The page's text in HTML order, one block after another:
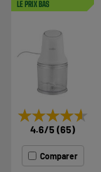
LE PRIX BAS
★★★★★
★★★★★
4.6/5 (65)
Comparer